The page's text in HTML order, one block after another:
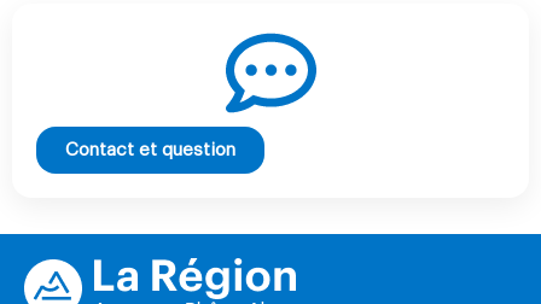
Contact et question